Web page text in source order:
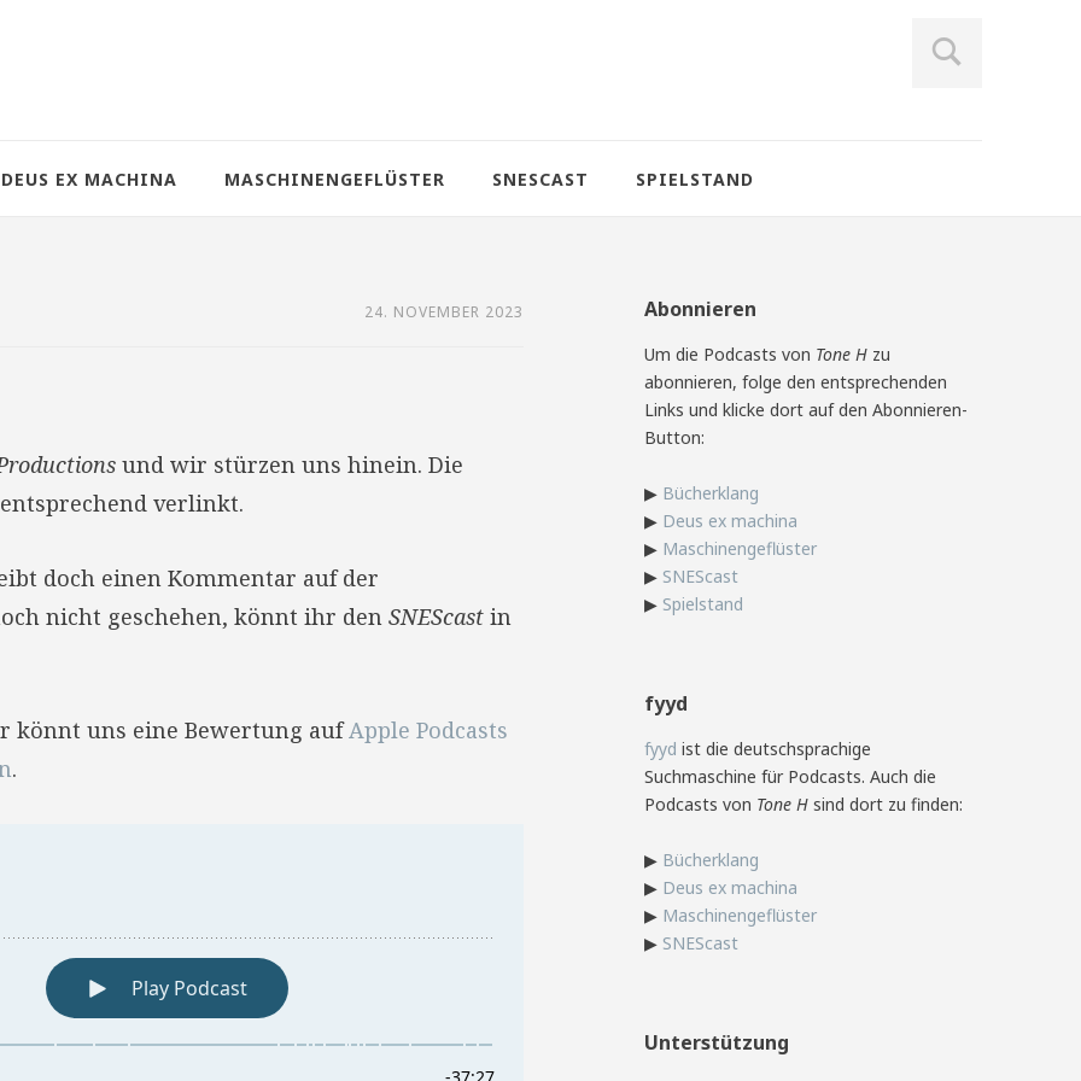
DEUS EX MACHINA MASCHINENGEFLÜSTER SNESCAST SPIELSTAND
24. NOVEMBER 2023
und wir stürzen uns hinein. Die
verlinkt.
doch einen Kommentar auf der
nicht geschehen, könnt ihr den SNEScast in
könnt uns eine Bewertung aufApple Podcasts
.
Abonnieren
Um die Podcasts von Tone H zu
abonnieren, folge den entsprechenden
Links und klicke dort auf den Abonnieren-
Button:
▶ Bücherklang
▶ Deus ex machina
▶ Maschinengeflüster
▶ SNEScast
▶ Spielstand
fyyd
fyyd ist die deutschsprachige
Suchmaschine für Podcasts. Auch die
Podcasts von Tone H sind dort zu finden:
▶ Bücherklang
▶ Deus ex machina
▶ Maschinengeflüster
▶ SNEScast
Unterstützung